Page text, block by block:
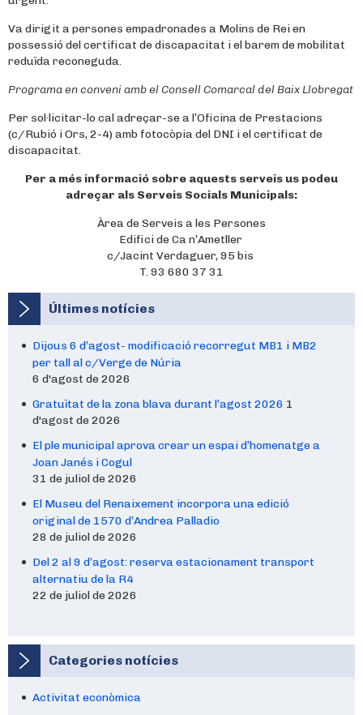
Va dirigit a persones empadronades a Molins de Rei en
possessió del certificat de discapacitat i el barem de mobilitat
reduïda reconeguda.
Programa en conveni amb el Consell Comarcal del Baix Llobregat
Per sol·licitar-lo cal adreçar-se a l’Oficina de Prestacions
(c/Rubió i Ors, 2-4) amb fotocòpia del DNI i el certificat de
discapacitat.
Per a més informació sobre aquests serveis us podeu
adreçar als Serveis Socials Municipals:
Àrea de Serveis a les Persones
Edifici de Ca n’Ametller
c/Jacint Verdaguer, 95 bis
T. 93 680 37 31
Últimes notícies
Dijous 6 d’agost- modificació recorregut MB1 i MB2
per tall al c/Verge de Núria
6 d'agost de 2026
Gratuïtat de la zona blava durant l’agost 2026 1
d'agost de 2026
El ple municipal aprova crear un espai d’homenatge a
Joan Janés i Cogul
31 de juliol de 2026
El Museu del Renaixement incorpora una edició
original de 1570 d’Andrea Palladio
28 de juliol de 2026
Del 2 al 9 d’agost: reserva estacionament transport
alternatiu de la R4
22 de juliol de 2026
Categories notícies
Activitat econòmica